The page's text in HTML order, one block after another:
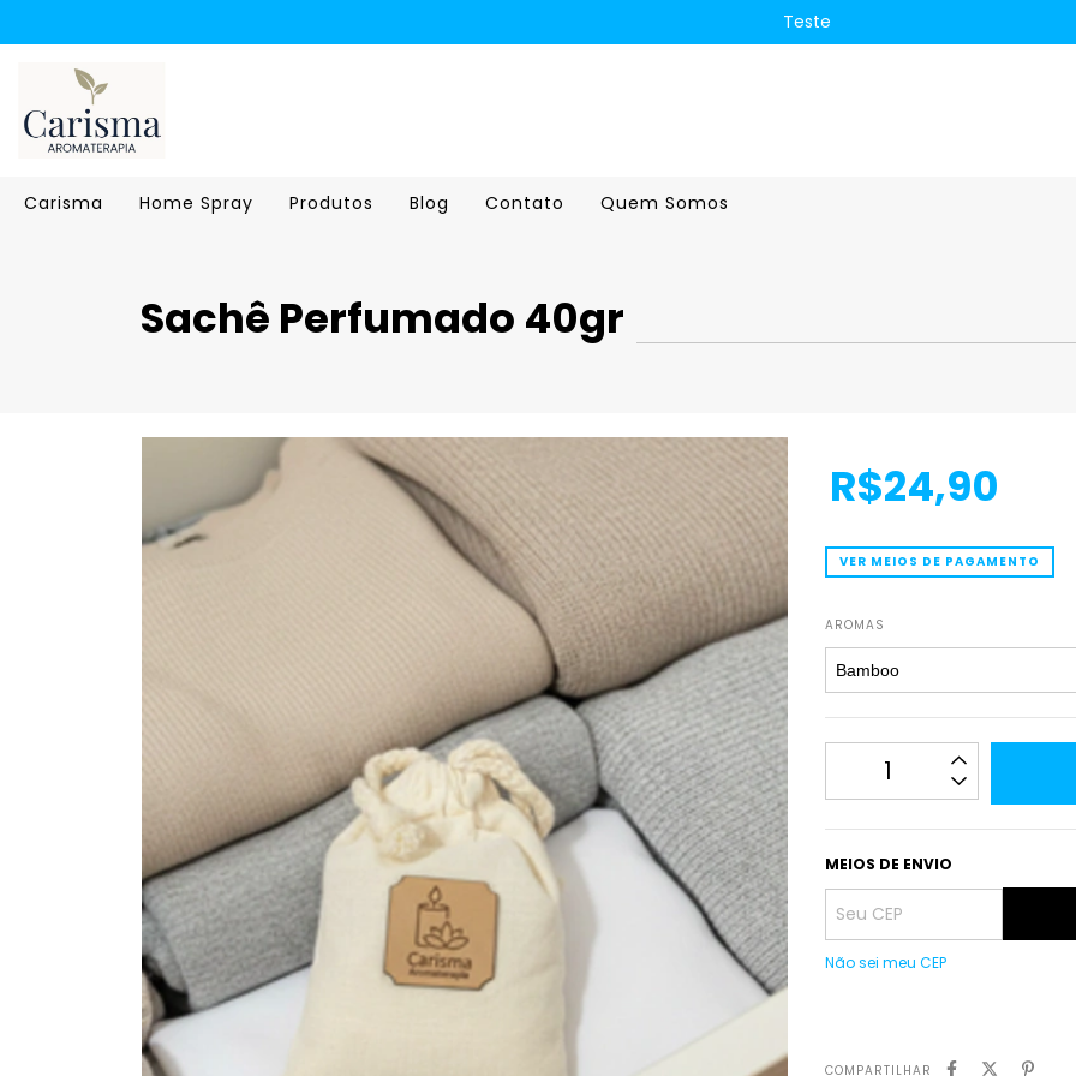
Teste
Carisma Home Spray Produtos Blog Contato Quem Somos
Sachê Perfumado 40gr
R$24,90
VER MEIOS DE PAGAMENTO
AROMAS
MEIOS DE ENVIO
Não sei meu CEP
COMPARTILHAR